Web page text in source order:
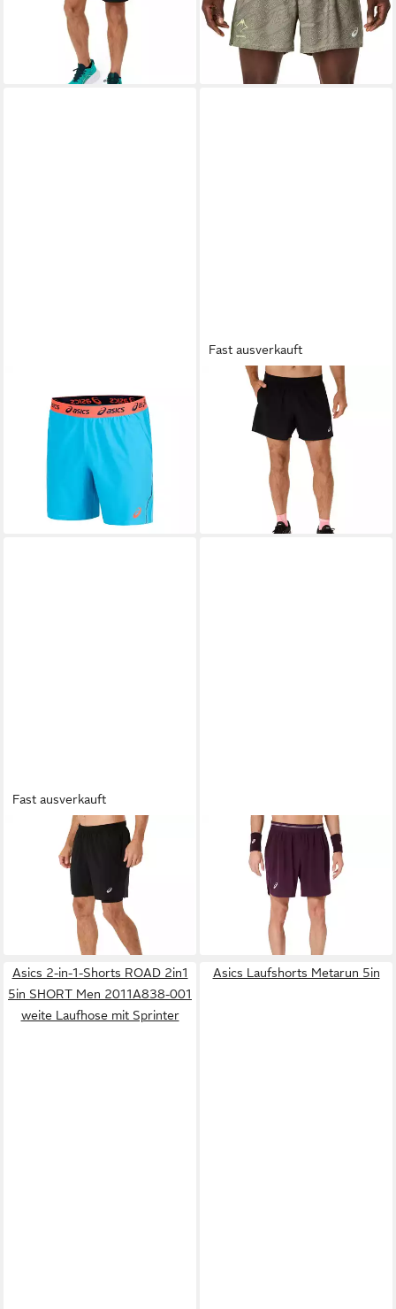
35,40 € UVP40,00 €
Fast ausverkauft
Laufshorts ASICS
CORE 5IN SHORT
ab 29,99 €
UVP 35,00 €
Fast ausverkauft
Laufshorts ASICS
CORE 2-N-1 7IN SHORT für
sportliche Aktivitäten, mit
Seitentaschen
ab 39,99 € 45,00 €
Shorts Game
54,95 €
Asics 2-in-1-Shorts ROAD 2in1
5in SHORT Men 2011A838-001
weite Laufhose mit Sprinter
Asics Laufshorts Metarun 5in